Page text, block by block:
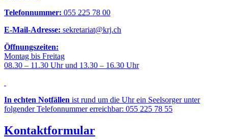
Telefonnummer: 055 225 78 00
E-Mail-Adresse: sekretariat@krj.ch
Öffnungszeiten:
Montag bis Freitag
08.30 – 11.30 Uhr und 13.30 – 16.30 Uhr
In echten Notfällen ist rund um die Uhr ein Seelsorger unter
folgender Telefonnummer erreichbar: 055 225 78 55
Kontaktformular